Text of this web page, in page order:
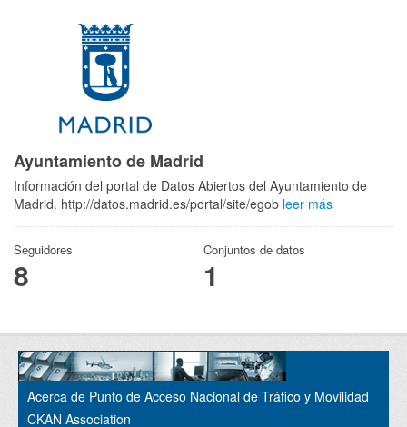
Ayuntamiento de Madrid
Información del portal de Datos Abiertos del Ayuntamiento de
Madrid. http://datos.madrid.es/portal/site/egob leer más
Seguidores
8
Conjuntos de datos
1
Acerca de Punto de Acceso Nacional de Tráfico y Movilidad
CKAN Association